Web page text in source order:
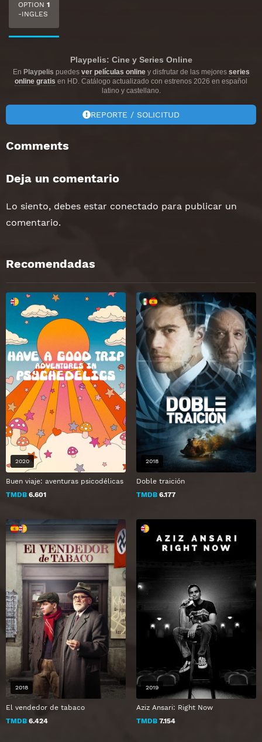
OPTION 1
-INGLES
Playpelis: Cine y Series Online
En Playpelis puedes ver películas onliney disfrutar de las mejores series
online gratis en HD. Catálogo actualizado con estrenos 2026 en español
latino y castellano.
REPORTE / SOLICITUD
Comments
Deja un comentario
Lo siento, debes estar conectado para publicar un
comentario.
Recomendadas
Buen viaje: aventuras psicodélicas
TMDB 6.601
2020
Doble traición
TMDB 6.177
2018
El vendedor de tabaco
TMDB 6.424
2018
Aziz Ansari: Right Now
TMDB 7.154
2019